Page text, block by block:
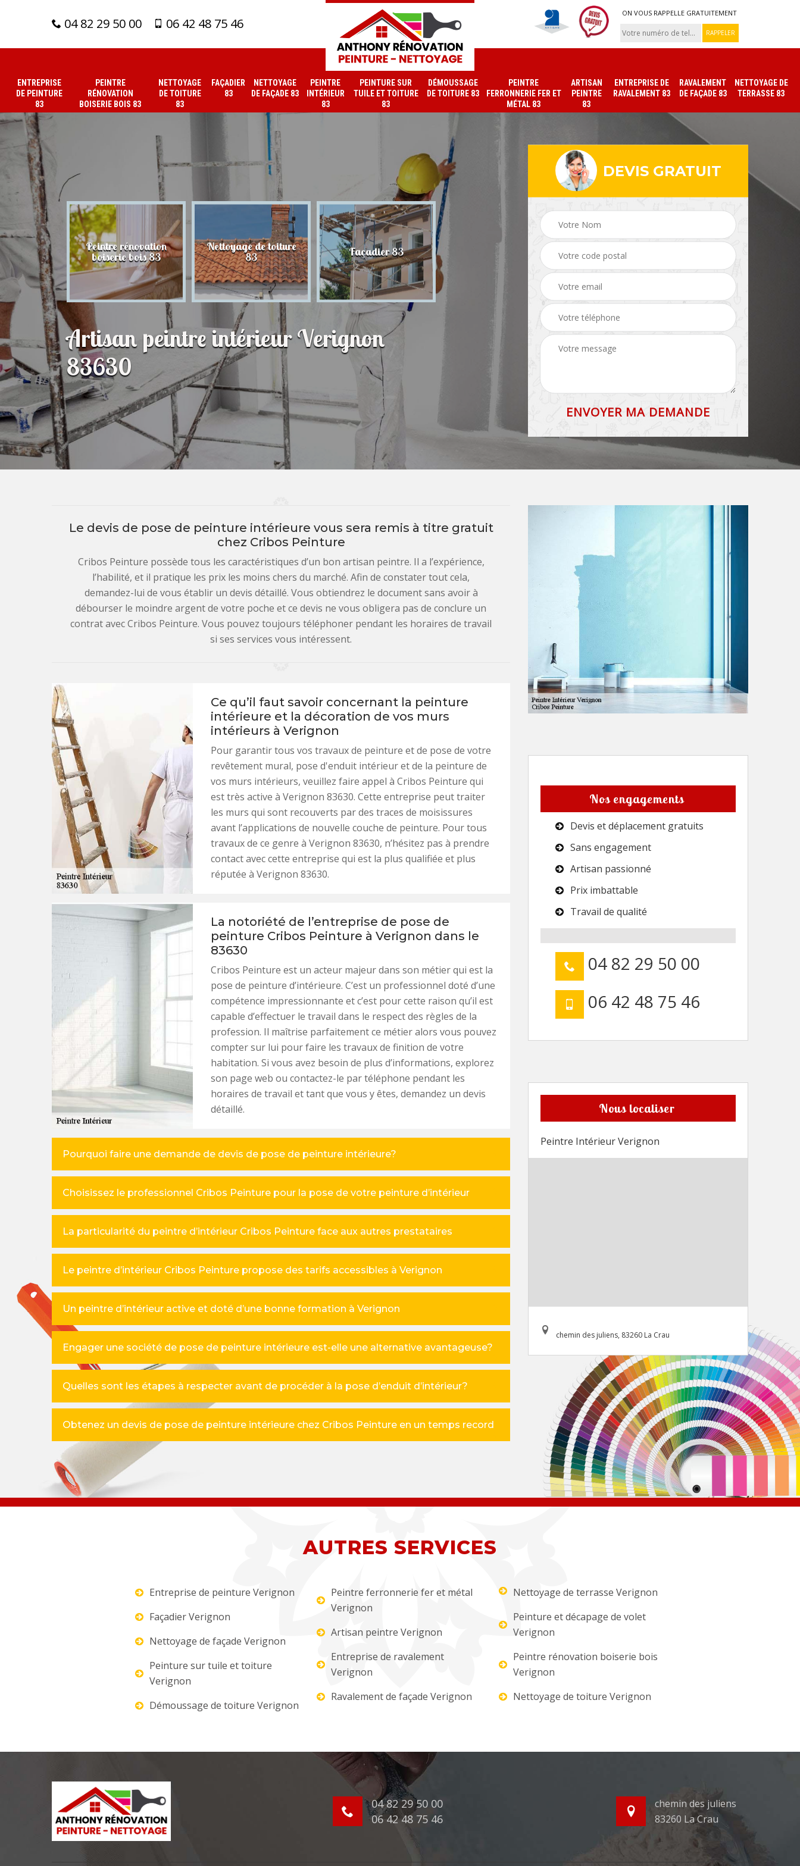
04 82 29 50 00 06 42 48 75 46
ON VOUS RAPPELLE GRATUITEMENT
ENTREPRISE
DE PEINTURE
83
PEINTRE
RÉNOVATION
BOISERIE BOIS 83
NETTOYAGE
DE TOITURE
83
FAÇADIER
83
NETTOYAGE
DE FAÇADE 83
PEINTRE
INTÉRIEUR
83
PEINTURE SUR
TUILE ET TOITURE
83
DÉMOUSSAGE
DE TOITURE 83
PEINTRE
FERRONNERIE FER ET
MÉTAL 83
ARTISAN
PEINTRE
83
ENTREPRISE DE
RAVALEMENT 83
RAVALEMENT
DE FAÇADE 83
NETTOYAGE DE
TERRASSE 83
peinture Peintre rénovation
boiserie bois 83
Nettoyage de toiture
83 Façadier 83 Nettoyage de façade Peintre intérieur 83 Peinture sur tuile et
toiture 83
Artisan peintre intérieur Verignon
83630
DEVIS GRATUIT
Le devis de pose de peinture intérieure vous sera remis à titre gratuit
chez Cribos Peinture
Cribos Peinture possède tous les caractéristiques d’un bon artisan peintre. Il a l’expérience,
l’habilité, et il pratique les prix les moins chers du marché. Afin de constater tout cela,
demandez-lui de vous établir un devis détaillé. Vous obtiendrez le document sans avoir à
débourser le moindre argent de votre poche et ce devis ne vous obligera pas de conclure un
contrat avec Cribos Peinture. Vous pouvez toujours téléphoner pendant les horaires de travail
si ses services vous intéressent.
Ce qu’il faut savoir concernant la peinture
intérieure et la décoration de vos murs
intérieurs à Verignon
Pour garantir tous vos travaux de peinture et de pose de votre
revêtement mural, pose d'enduit intérieur et de la peinture de
vos murs intérieurs, veuillez faire appel à Cribos Peinture qui
est très active à Verignon 83630. Cette entreprise peut traiter
les murs qui sont recouverts par des traces de moisissures
avant l’applications de nouvelle couche de peinture. Pour tous
travaux de ce genre à Verignon 83630, n’hésitez pas à prendre
contact avec cette entreprise qui est la plus qualifiée et plus
réputée à Verignon 83630.
La notoriété de l’entreprise de pose de
peinture Cribos Peinture à Verignon dans le
83630
Cribos Peinture est un acteur majeur dans son métier qui est la
pose de peinture d’intérieure. C’est un professionnel doté d’une
compétence impressionnante et c’est pour cette raison qu’il est
capable d’effectuer le travail dans le respect des règles de la
profession. Il maîtrise parfaitement ce métier alors vous pouvez
compter sur lui pour faire les travaux de finition de votre
habitation. Si vous avez besoin de plus d’informations, explorez
son page web ou contactez-le par téléphone pendant les
horaires de travail et tant que vous y êtes, demandez un devis
détaillé.
Pourquoi faire une demande de devis de pose de peinture intérieure?
Choisissez le professionnel Cribos Peinture pour la pose de votre peinture d’intérieur
La particularité du peintre d’intérieur Cribos Peinture face aux autres prestataires
Le peintre d’intérieur Cribos Peinture propose des tarifs accessibles à Verignon
Un peintre d’intérieur active et doté d’une bonne formation à Verignon
Engager une société de pose de peinture intérieure est-elle une alternative avantageuse?
Quelles sont les étapes à respecter avant de procéder à la pose d’enduit d’intérieur?
Obtenez un devis de pose de peinture intérieure chez Cribos Peinture en un temps record
Nos engagements
Devis et déplacement gratuits
Sans engagement
Artisan passionné
Prix imbattable
Travail de qualité
04 82 29 50 00
06 42 48 75 46
Nous localiser
Peintre Intérieur Verignon
chemin des juliens, 83260 La Crau
AUTRES SERVICES
Entreprise de peinture Verignon
Façadier Verignon
Nettoyage de façade Verignon
Peinture sur tuile et toiture
Verignon
Démoussage de toiture Verignon
Peintre ferronnerie fer et métal
Verignon
Artisan peintre Verignon
Entreprise de ravalement
Verignon
Ravalement de façade Verignon
Nettoyage de terrasse Verignon
Peinture et décapage de volet
Verignon
Peintre rénovation boiserie bois
Verignon
Nettoyage de toiture Verignon
04 82 29 50 00
06 42 48 75 46
chemin des juliens
83260 La Crau